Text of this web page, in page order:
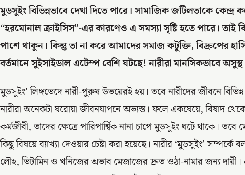
মুডসুইং বিভিন্নভাবে দেখা দিতে পারে। সামাজিক জটিলতাকে
“হরমোনাল ক্রাইসিস”-এর কারণেও এ সমস্যা সৃষ্টি হতে পারে। তাই
পাশে থাকুন। কিন্তু তা না করে আমাদের সমাজ কটুক্তি, বিদ্রুপের
বর্তমানে সুইসাইডাল এটেম্প বেশি ঘটছে! নারীরা মানসিকভাবে
মুডসুইং’ লিঙ্গভেদে নারী-পুরুষ উভয়েরই হয়। তবে নারীদের জীবনে
নারীরা অনেকটা ঘরোয়া জীবনযাপনে অভ্যস্ত। ফলে একঘেয়ে, বিষাদ
কর্মজীবী, তাদের ক্ষেত্রে পারিপার্শ্বিক নানা চাপে মুডসুইং ঘটে থাকে।
কিছু বিষয়ে ব্যাখ্যা দেওয়ার চেষ্টা করা হয়েছে। নারীর ‘মুডসুইং’ সম্পর্কে
লৌহ, ভিটামিন ও খনিজের অভাব মেজাজের দ্রুত ওঠা-নামার জন্য